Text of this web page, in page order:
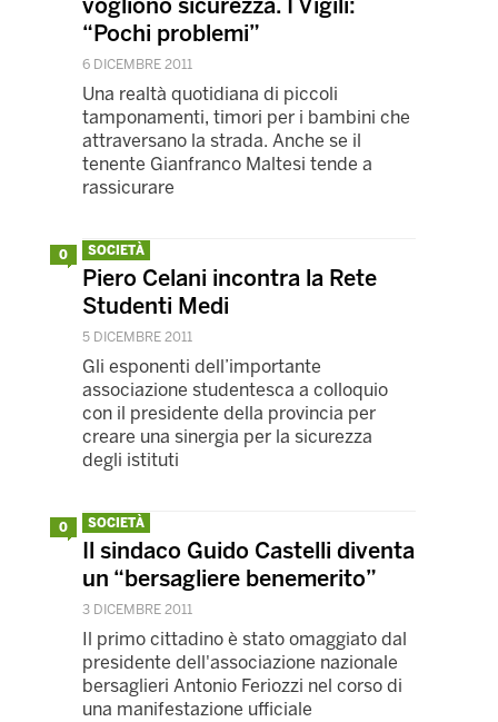
vogliono sicurezza. I Vigili:
“Pochi problemi”
6 DICEMBRE 2011
Una realtà quotidiana di piccoli
tamponamenti, timori per i bambini che
attraversano la strada. Anche se il
tenente Gianfranco Maltesi tende a
rassicurare
0 SOCIETÀ
Piero Celani incontra la Rete
Studenti Medi
5 DICEMBRE 2011
Gli esponenti dell’importante
associazione studentesca a colloquio
con il presidente della provincia per
creare una sinergia per la sicurezza
degli istituti
0 SOCIETÀ
Il sindaco Guido Castelli diventa
un “bersagliere benemerito”
3 DICEMBRE 2011
Il primo cittadino è stato omaggiato dal
presidente dell'associazione nazionale
bersaglieri Antonio Feriozzi nel corso di
una manifestazione ufficiale